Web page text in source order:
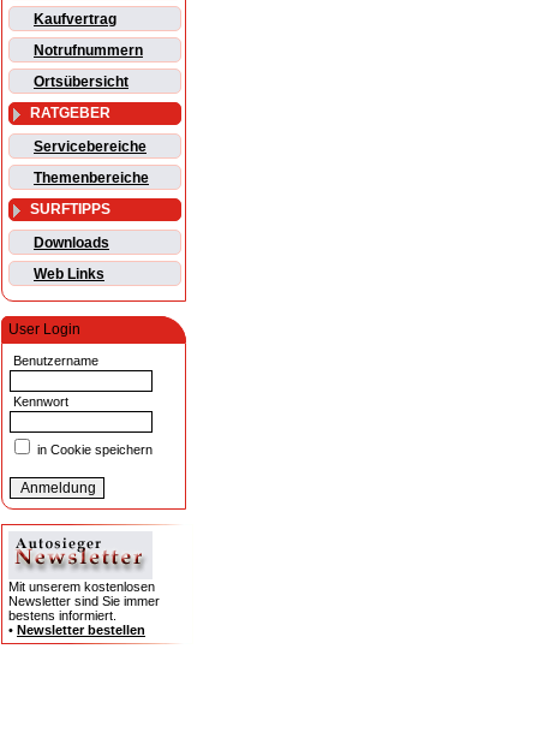
Kaufvertrag
Notrufnummern
Ortsübersicht
RATGEBER
Servicebereiche
Themenbereiche
SURFTIPPS
Downloads
Web Links
User Login
Benutzername
Kennwort
in Cookie speichern
Mit unserem kostenlosen
Newsletter sind Sie immer
bestens informiert.
• Newsletter bestellen